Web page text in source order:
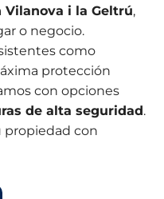
Vilanova i la Geltrú,
o negocio.
como
protección
con opciones
de alta seguridad.
propiedad con